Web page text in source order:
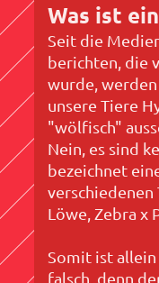
Was ist
Seit die
berichten, die
wurde,
unsere Tiere
"wölfisch"
Nein, es sind
bezeichnet
verschiedenen
Löwe, Zebra x
Somit ist allein
falsch, denn